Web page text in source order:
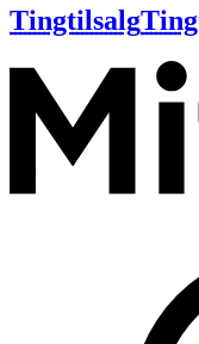
Tingtilsalg